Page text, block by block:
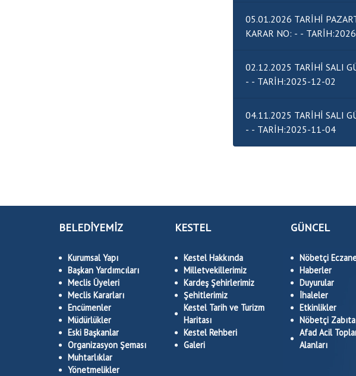
05.01.2026 TARİHİ
KARAR NO: - -
02.12.2025 TARİHİ SALI
- - TARİH:2025-12-02
04.11.2025 TARİHİ SALI
- - TARİH:2025-11-04
BELEDİYEMİZ
Kurumsal Yapı
Başkan Yardımcıları
Meclis Üyeleri
Meclis Kararları
Encümenler
Müdürlükler
Eski Başkanlar
Organizasyon Şeması
Muhtarlıklar
Yönetmelikler
KESTEL
Kestel Hakkında
Milletvekillerimiz
Kardeş Şehirlerimiz
Şehitlerimiz
Kestel Tarih ve Turizm
Haritası
Kestel Rehberi
Galeri
GÜNCEL
Nöbetçi
Haberler
Duyurular
İhaleler
Etkinlikler
Nöbetçi
Afad Acil
Alanları